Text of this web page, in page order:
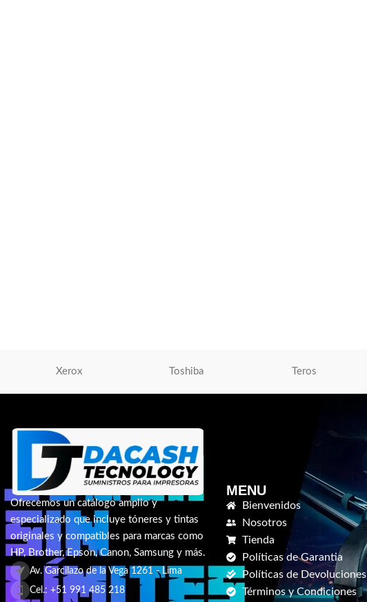
Xerox Toshiba Teros
Ofrecemos un catálogo amplio y
especializado que incluye tóneres y tintas
originales y compatibles para marcas como
HP, Brother, Epson, Canon, Samsung y más.
Av. Garcilazo de la Vega 1261 - Lima
Cel.: +51 991 485 218
MENU
Bienvenidos
Nosotros
Tienda
Políticas de Garantia
Políticas de Devoluciones
Términos y Condiciones